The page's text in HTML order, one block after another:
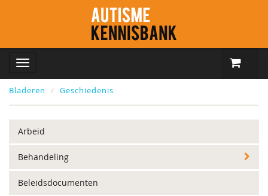
Bladeren Geschiedenis
Arbeid
Behandeling
Beleidsdocumenten